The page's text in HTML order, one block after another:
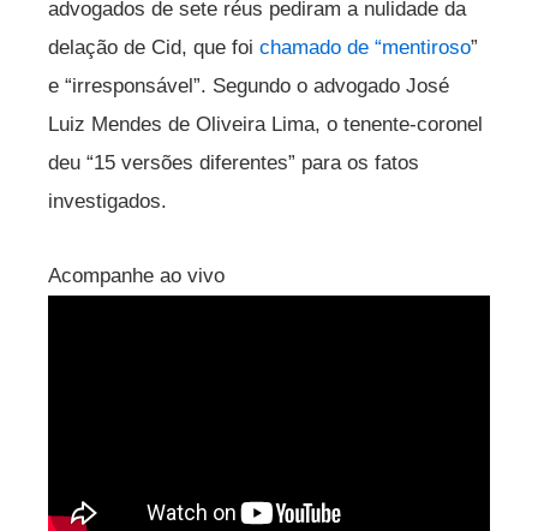
advogados de sete réus pediram a nulidade da
delação de Cid, que foi chamado de “mentiroso”
e “irresponsável”. Segundo o advogado José
Luiz Mendes de Oliveira Lima, o tenente-coronel
deu “15 versões diferentes” para os fatos
investigados.
Acompanhe ao vivo